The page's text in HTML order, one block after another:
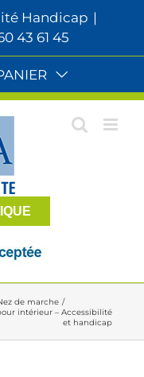
Handicap |
43 61 45
de marche
intérieur – Accessibilité
et handicap